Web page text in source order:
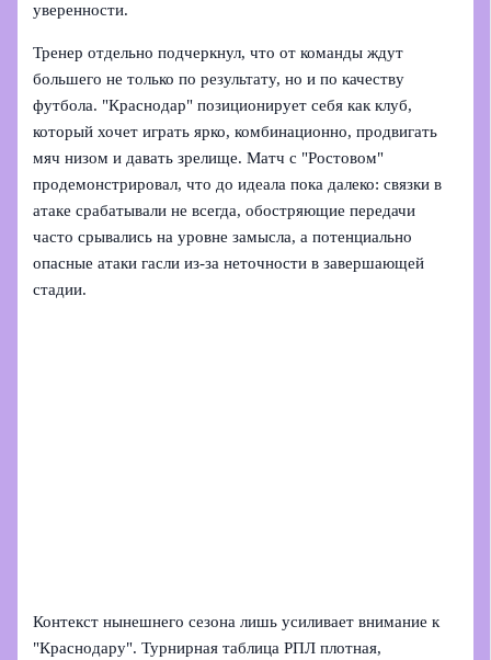
уверенности.
Тренер отдельно подчеркнул, что от команды ждут
большего не только по результату, но и по качеству
футбола. "Краснодар" позиционирует себя как клуб,
который хочет играть ярко, комбинационно, продвигать
мяч низом и давать зрелище. Матч с "Ростовом"
продемонстрировал, что до идеала пока далеко: связки в
атаке срабатывали не всегда, обостряющие передачи
часто срывались на уровне замысла, а потенциально
опасные атаки гасли из-за неточности в завершающей
стадии.
Контекст нынешнего сезона лишь усиливает внимание к
"Краснодару". Турнирная таблица РПЛ плотная,